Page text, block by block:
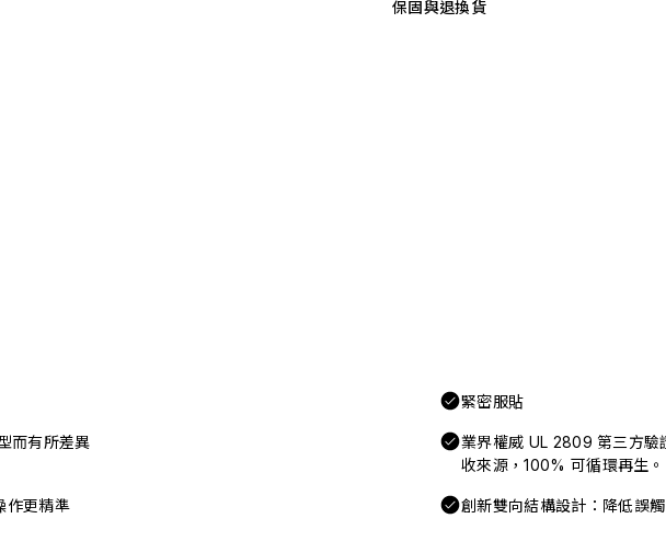
保固與退換貨
緊密服貼
而有所差異
業界權威 UL 2809 第三方驗
收來源，100% 可循環再生。
作更精準 創新雙向結構設計：降低誤